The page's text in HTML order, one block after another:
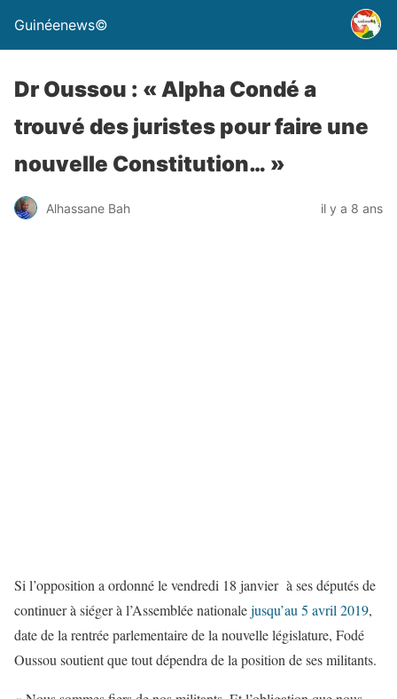
Guinéenews©
Dr Oussou : « Alpha Condé a
trouvé des juristes pour faire une
nouvelle Constitution… »
Alhassane Bah il y a 8 ans
Si l’opposition a ordonné le vendredi 18 janvier à ses députés de
continuer à siéger à l’Assemblée nationalejusqu’au 5 avril 2019,
date de la rentrée parlementaire de la nouvelle législature, Fodé
Oussou soutient que tout dépendra de la position de ses militants.